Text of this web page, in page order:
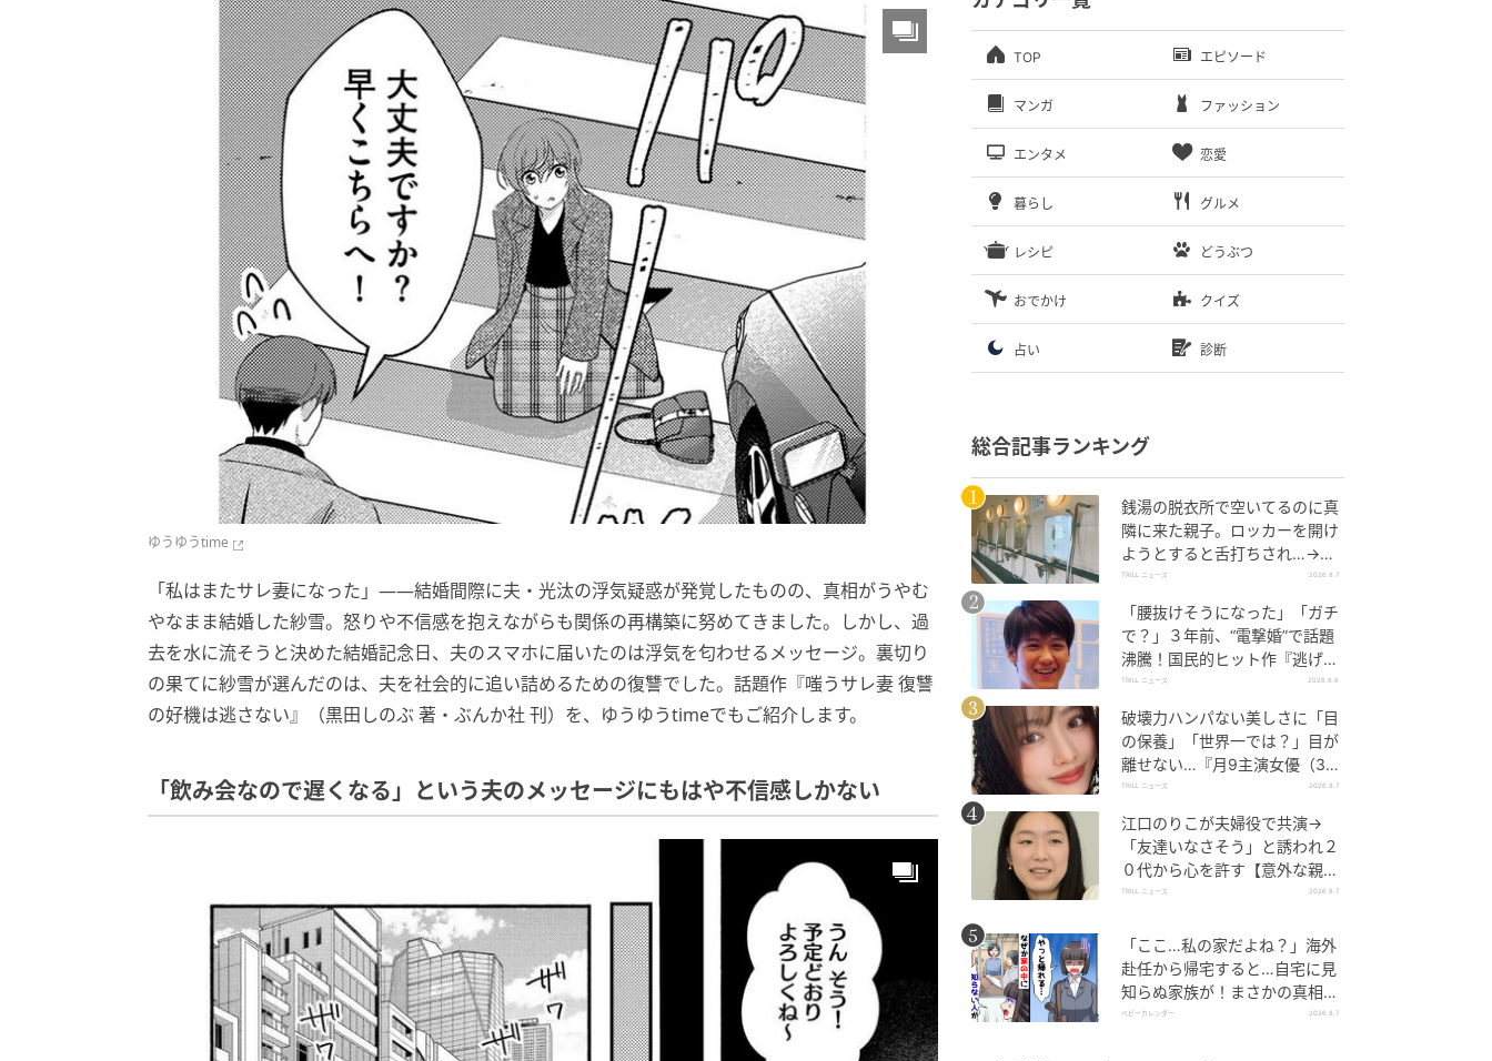
ゆうゆうtime
「私はまたサレ妻になった」――結婚間際に夫・光汰の浮気疑惑が発覚したものの、真相がうやむ
やなまま結婚した紗雪。怒りや不信感を抱えながらも関係の再構築に努めてきました。しかし、過
去を水に流そうと決めた結婚記念日、夫のスマホに届いたのは浮気を匂わせるメッセージ。裏切り
の果てに紗雪が選んだのは、夫を社会的に追い詰めるための復讐でした。話題作『嗤うサレ妻 復讐
の好機は逃さない』（黒田しのぶ 著・ぶんか社 刊）を、ゆうゆうtimeでもご紹介します。
「飲み会なので遅くなる」という夫のメッセージにもはや不信感しかない
TOP エピソード
マンガ ファッション
エンタメ 恋愛
暮らし グルメ
レシピ どうぶつ
おでかけ クイズ
占い 診断
総合記事ランキング
銭湯の脱衣所で空いてるのに真
隣に来た親子。ロッカーを開け
ようとすると舌打ちされ…→直
後、娘の放った“純粋な一言”に
TRILL ニュース 2026.8.7
「腰抜けそうになった」「ガチ
で？」３年前、“電撃婚”で話題
沸騰！国民的ヒット作『逃げ
恥』で異彩放った【国宝級イケ
TRILL ニュース 2026.8.6
破壊力ハンパない美しさに「目
の保養」「世界一では？」目が
離せない…『月9主演女優（34
歳）』“極上”美ショットがすご
TRILL ニュース 2026.8.7
江口のりこが夫婦役で共演→
「友達いなさそう」と誘われ２
０代から心を許す【意外な親友
芸人】とは？
TRILL ニュース 2026.8.7
「ここ…私の家だよね？」海外
赴任から帰宅すると…自宅に見
知らぬ家族が！まさかの真相と
は！？
ベビーカレンダー 2026.8.7